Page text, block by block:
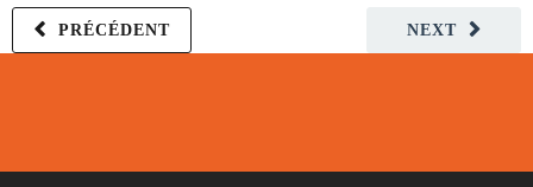
NEXT
PRÉCÉDENT